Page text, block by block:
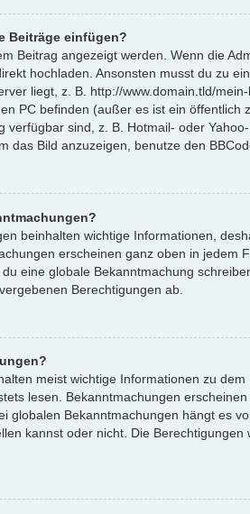
Beiträge einfügen?
Beitrag angezeigt werden. Wenn die
hochladen. Ansonsten musst du zu
liegt, z. B. http://www.domain.tld/
PC befinden (außer es ist ein öffentlich
verfügbar sind, z. B. Hotmail- oder
das Bild anzuzeigen, benutze den
beinhalten wichtige Informationen,
erscheinen ganz oben in jedem
eine globale Bekanntmachung
Berechtigungen ab.
meist wichtige Informationen zu
lesen. Bekanntmachungen
globalen Bekanntmachungen hängt es
kannst oder nicht. Die